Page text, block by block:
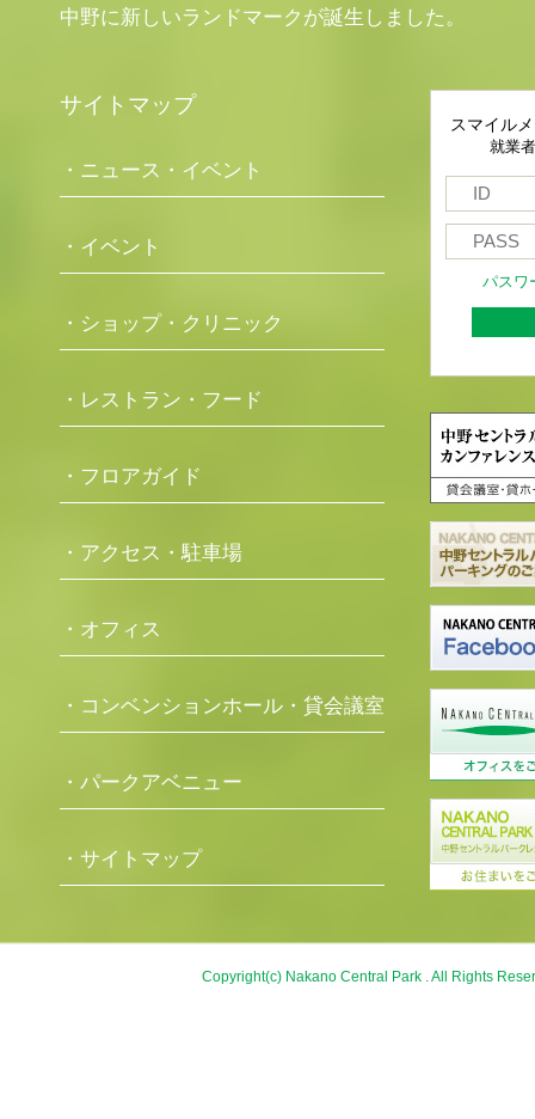
中野に新しいランドマークが誕生しました。
サイトマップ
・ニュース・イベント
・イベント
・ショップ・クリニック
・レストラン・フード
・フロアガイド
・アクセス・駐車場
・オフィス
・コンベンションホール・貸会議室
・パークアベニュー
・サイトマップ
スマイル
就業
パスワ
Copyright(c) Nakano Central Park . All Rights